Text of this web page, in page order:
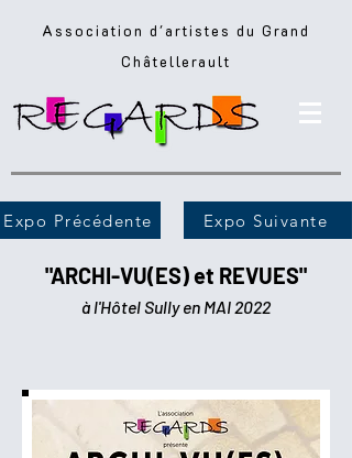
Association d'artistes du Grand
Châtellerault
Expo Précédente Expo Suivante
"ARCHI-VU(ES) et REVUES"
à l'Hôtel Sully en MAI 2022